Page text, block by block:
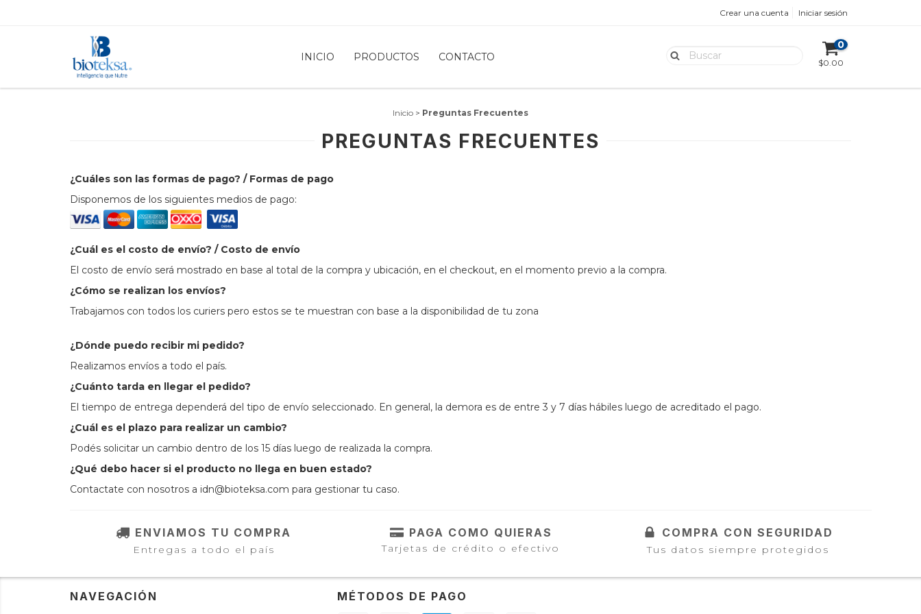
Crear una cuenta Iniciar sesión
INICIO PRODUCTOS CONTACTO
0
$0.00
Inicio > Preguntas Frecuentes
PREGUNTAS FRECUENTES
¿Cuáles son las formas de pago? / Formas de pago
Disponemos de los siguientes medios de pago:
¿Cuál es el costo de envío? / Costo de envío
El costo de envío será mostrado en base al total de la compra y ubicación, en el checkout, en el momento previo a la compra.
¿Cómo se realizan los envíos?
Trabajamos con todos los curiers pero estos se te muestran con base a la disponibilidad de tu zona
¿Dónde puedo recibir mi pedido?
Realizamos envíos a todo el país.
¿Cuánto tarda en llegar el pedido?
El tiempo de entrega dependerá del tipo de envío seleccionado. En general, la demora es de entre 3 y 7 días hábiles luego de acreditado el pago.
¿Cuál es el plazo para realizar un cambio?
Podés solicitar un cambio dentro de los 15 días luego de realizada la compra.
¿Qué debo hacer si el producto no llega en buen estado?
Contactate con nosotros a idn@bioteksa.com para gestionar tu caso.
ENVIAMOS TU COMPRA
Entregas a todo el país
PAGA COMO QUIERAS
Tarjetas de crédito o efectivo
COMPRA CON SEGURIDAD
Tus datos siempre protegidos
NAVEGACIÓN MÉTODOS DE PAGO